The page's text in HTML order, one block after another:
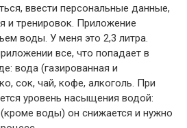
ввести персональные данные,
и тренировок. Приложение
воды. У меня это 2,3 литра.
все, что попадает в
вода (газированная и
сок, чай, кофе, алкоголь. При
уровень насыщения водой:
воды) он снижается и нужно